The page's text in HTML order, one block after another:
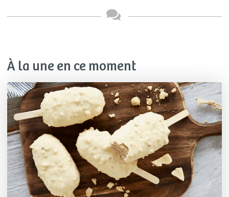
À la une en ce moment